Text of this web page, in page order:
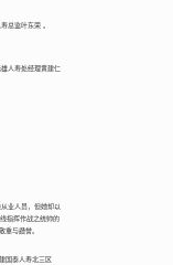
总监叶东荣 。
人寿处经理黄建仁
业人员，但她却以
指挥作战之统帅的
重与讚誉。
国泰人寿北三区